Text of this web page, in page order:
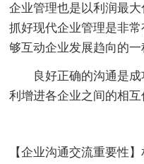
企业管理也是以利润最
抓好现代企业管理是非
够互动企业发展趋向的
良好正确的沟通是成
利增进各企业之间的相互
【企业沟通交流重要性】